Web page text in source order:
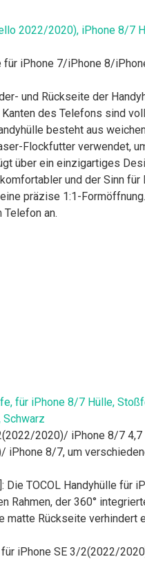
2022/2020), iPhone 8/7
für iPhone 7/iPhone 8/
und Rückseite der
des Telefons sind
besteht aus
Flockfutter verwendet,
über ein einzigartiges
und der Sinn
eine präzise 1:1-
Telefon an.
für iPhone 8/7 Hülle,
2020)/ iPhone 8/7
8/7, um
Die TOCOL Handyhülle
Rahmen, der 360°
matte Rückseite
für iPhone SE 3/2(2022/